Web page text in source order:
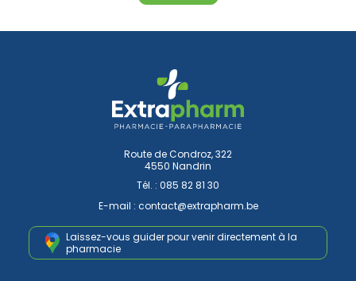
Route de Condroz, 322
4550 Nandrin
Tél. : 085 82 81 30
E-mail : contact@extrapharm.be
Laissez-vous guider pour venirdirectement à la
pharmacie